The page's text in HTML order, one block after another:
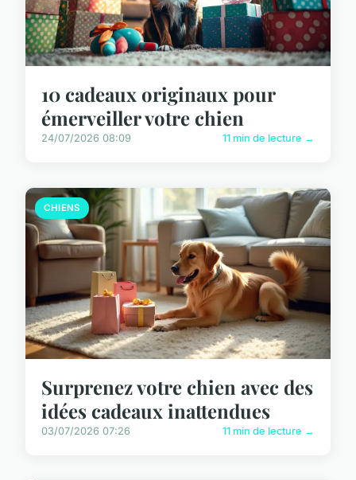
10 cadeaux originaux pour
émerveiller votre chien
24/07/2026 08:09 11 min de lecture →
CHIENS
Surprenez votre chien avec des
idées cadeaux inattendues
03/07/2026 07:26 11 min de lecture →